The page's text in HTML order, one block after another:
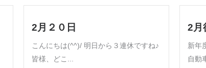
2月２０日
こんにちは(^^)/ 明日から３連休ですね♪
皆様、どこ...
新年
自動